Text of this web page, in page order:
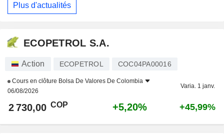
Plus d'actualités
ECOPETROL S.A.
Action ECOPETROL COC04PA00016
Cours en clôture Bolsa De Valores De Colombia
06/08/2026
Varia. 1 janv.
2 730,00 COP +5,20% +45,99%